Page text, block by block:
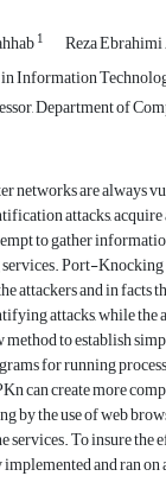
1 Reza
Information
Department of
networks are always
attacks,
to gather
Port-
attackers and in
attacks, while the
method to establish
for running
can create more
by the use of web
services. To insure
and ran